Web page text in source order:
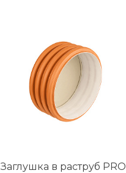
Заглушка в раструб PRO